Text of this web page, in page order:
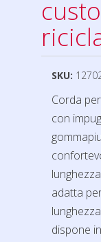
SKU:
Corda
con
adatta
dispone